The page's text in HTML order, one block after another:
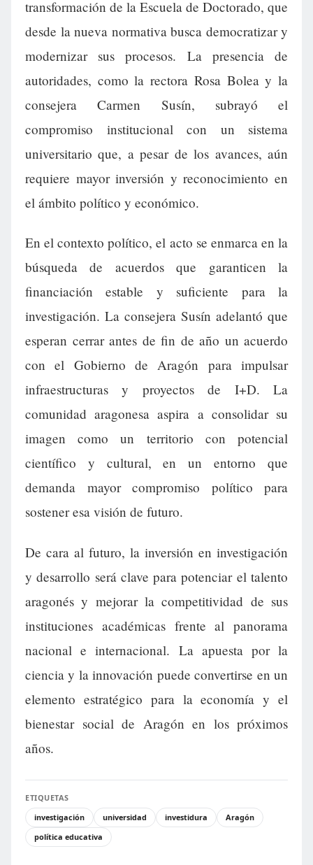
transformación de la Escuela de Doctorado, que
desde la nueva normativa busca democratizar y
modernizar sus procesos. La presencia de
autoridades, como la rectora Rosa Bolea y la
consejera Carmen Susín, subrayó el
compromiso institucional con un sistema
universitario que, a pesar de los avances, aún
requiere mayor inversión y reconocimiento en
el ámbito político y económico.
En el contexto político, el acto se enmarca en la
búsqueda de acuerdos que garanticen la
financiación estable y suficiente para la
investigación. La consejera Susín adelantó que
esperan cerrar antes de fin de año un acuerdo
con el Gobierno de Aragón para impulsar
infraestructuras y proyectos de I+D. La
comunidad aragonesa aspira a consolidar su
imagen como un territorio con potencial
científico y cultural, en un entorno que
demanda mayor compromiso político para
sostener esa visión de futuro.
De cara al futuro, la inversión en investigación
y desarrollo será clave para potenciar el talento
aragonés y mejorar la competitividad de sus
instituciones académicas frente al panorama
nacional e internacional. La apuesta por la
ciencia y la innovación puede convertirse en un
elemento estratégico para la economía y el
bienestar social de Aragón en los próximos
años.
ETIQUETAS
investigación
universidad investidura
Aragón
política educativa